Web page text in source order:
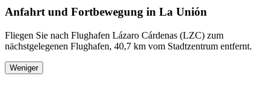
Anfahrt und Fortbewegung in La Unión
Fliegen Sie nach Flughafen Lázaro Cárdenas (LZC) zum
nächstgelegenen Flughafen, 40,7 km vom Stadtzentrum entfernt.
Weniger